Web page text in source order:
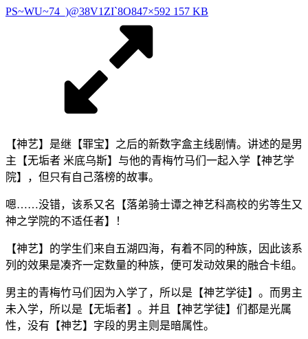
PS~WU~74_)@38V1ZI`8O847×592 157 KB
【神艺】是继【罪宝】之后的新数字盒主线剧情。讲述的是男
主【无垢者 米底乌斯】与他的青梅竹马们一起入学【神艺学
院】，但只有自己落榜的故事。
嗯……没错，该系又名【落弟骑士谭之神艺科高校的劣等生又
神之学院的不适任者】！
【神艺】的学生们来自五湖四海，有着不同的种族，因此该系
列的效果是凑齐一定数量的种族，便可发动效果的融合卡组。
男主的青梅竹马们因为入学了，所以是【神艺学徒】。而男主
未入学，所以是【无垢者】。并且【神艺学徒】们都是光属
性，没有【神艺】字段的男主则是暗属性。